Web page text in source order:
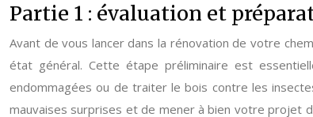
Partie 1 : évaluation et
Avant de vous lancer dans la rénovation de votre
état général. Cette étape préliminaire est
endommagées ou de traiter le bois contre les
mauvaises surprises et de mener à bien votre projet